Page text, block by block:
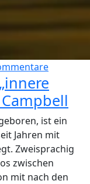
ist ein
Jahren mit
Zweisprachig
zwischen
mit nach den